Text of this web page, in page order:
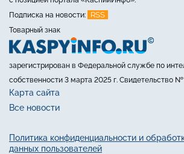
Подписка на новости:
RSS
Товарный знак
зарегистрирован в Федеральной службе по
собственности 3 марта 2025 г. Свидетельство
Карта сайта
Все новости
Политика конфиденциальности и
данных пользователей